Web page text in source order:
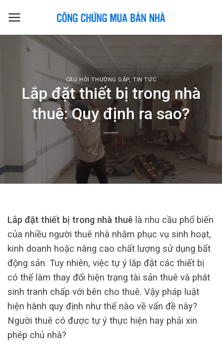
CÂU HỎI THƯỜNG GẶP,TIN TỨC
Lắp đặt thiết bị trong nhà
thuê: Quy định ra sao?
Lắp đặt thiết bị trong nhà thuê là nhu cầu phổ biến
của nhiều người thuê nhà nhằm phục vụ sinh hoạt,
kinh doanh hoặc nâng cao chất lượng sử dụng bất
động sản. Tuy nhiên, việc tự ý lắp đặt các thiết bị
có thể làm thay đổi hiện trạng tài sản thuê và phát
sinh tranh chấp với bên cho thuê. Vậy pháp luật
hiện hành quy định như thế nào về vấn đề này?
Người thuê có được tự ý thực hiện hay phải xin
phép chủ nhà?